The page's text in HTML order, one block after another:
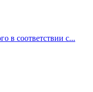
в соответствии с...